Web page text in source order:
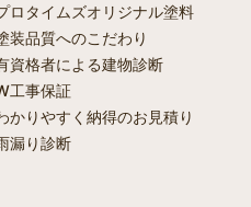
ロタイムズオリジナル塗料
装品質へのこだわり
資格者による建物診断
工事保証
かりやすく納得のお見積り
漏り診断